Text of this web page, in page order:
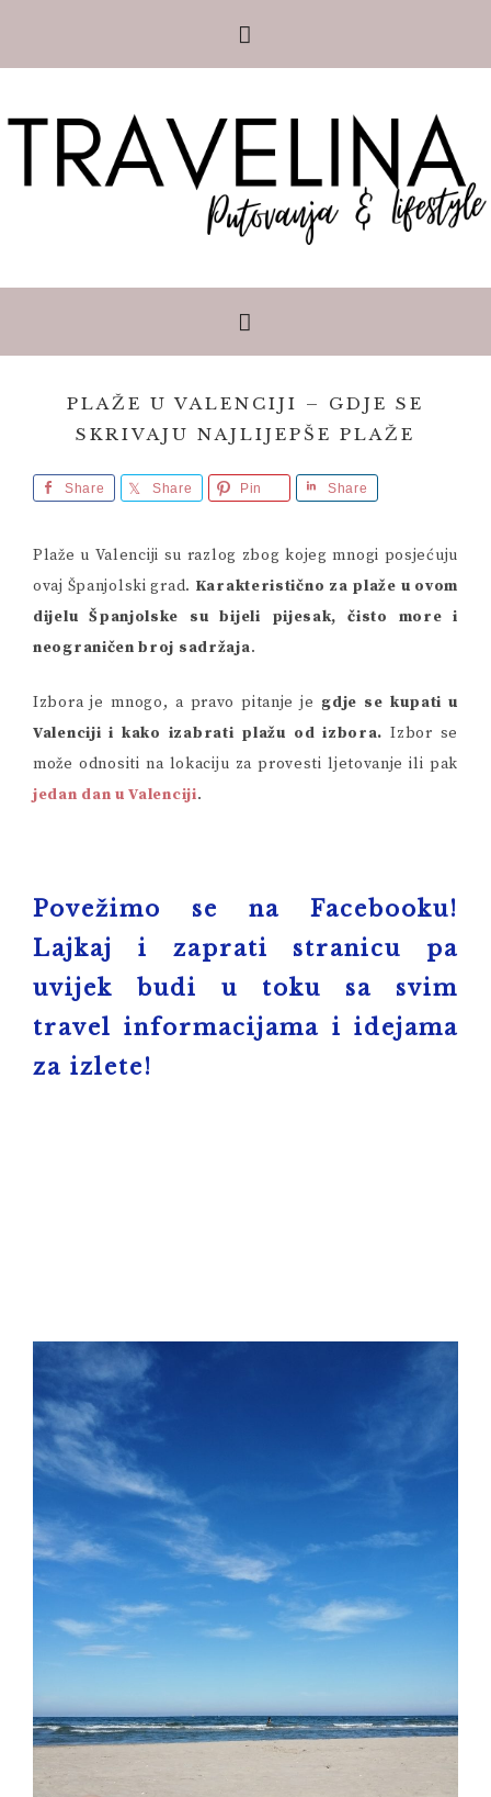
PLAŽE U VALENCIJI – GDJE SE
SKRIVAJU NAJLIJEPŠE PLAŽE
Share Share Pin Share
Plaže u Valenciji su razlog zbog kojeg mnogi posjećuju
ovaj Španjolski grad. Karakteristično za plaže u ovom
dijelu Španjolske su bijeli pijesak, čisto more i
neograničen broj sadržaja.
Izbora je mnogo, a pravo pitanje je gdje se kupati u
Valenciji i kako izabrati plažu od izbora. Izbor se
može odnositi na lokaciju za provesti ljetovanje ili pak
jedan dan u Valenciji.
Povežimo se na Facebooku!
Lajkaj i zaprati stranicu pa
uvijek budi u toku sa svim
travel informacijama i idejama
za izlete!